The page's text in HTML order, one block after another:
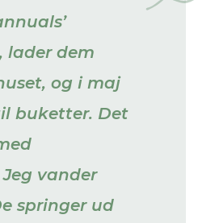
lader dem
og i maj
buketter. Det
vander
springer ud